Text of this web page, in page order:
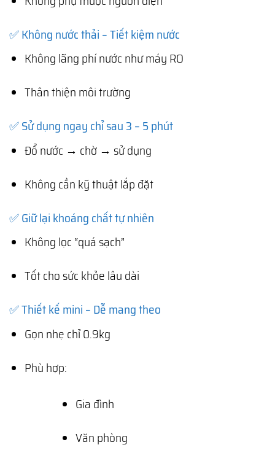
✅ Không nước thải – Tiết kiệm nước
Không lãng phí nước như máy RO
Thân thiện môi trường
✅ Sử dụng ngay chỉ sau 3 – 5 phút
Đổ nước → chờ → sử dụng
Không cần kỹ thuật lắp đặt
✅ Giữ lại khoáng chất tự nhiên
Không lọc “quá sạch”
Tốt cho sức khỏe lâu dài
✅ Thiết kế mini – Dễ mang theo
Gọn nhẹ chỉ 0.9kg
Phù hợp:
Gia đình
Văn phòng